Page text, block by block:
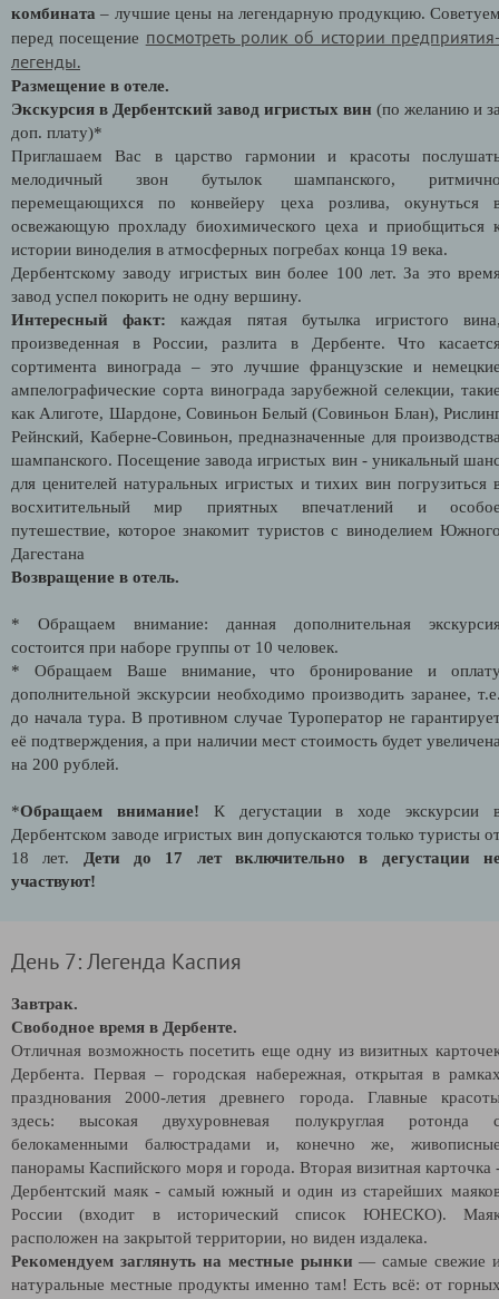
комбината – лучшие цены на легендарную продукцию.
перед посещение посмотреть ролик об истории
легенды.
Размещение в отеле.
Экскурсия в Дербентский завод игристых вин (по желанию и
доп. плату)*
Приглашаем Вас в царство гармонии и красоты
мелодичный звон бутылок шампанского,
перемещающихся по конвейеру цеха розлива, окунуться
освежающую прохладу биохимического цеха и приобщиться
истории виноделия в атмосферных погребах конца 19 века.
Дербентскому заводу игристых вин более 100 лет. За это
завод успел покорить не одну вершину.
Интересный факт: каждая пятая бутылка игристого
произведенная в России, разлита в Дербенте. Что
сортимента винограда – это лучшие французские и
ампелографические сорта винограда зарубежной селекции,
как Алиготе, Шардоне, Совиньон Белый (Совиньон Блан),
Рейнский, Каберне-Совиньон, предназначенные для
шампанского. Посещение завода игристых вин - уникальный
для ценителей натуральных игристых и тихих вин погрузиться
восхитительный мир приятных впечатлений и
путешествие, которое знакомит туристов с виноделием
Дагестана
Возвращение в отель.
* Обращаем внимание: данная дополнительная
состоится при наборе группы от 10 человек.
* Обращаем Ваше внимание, что бронирование и
дополнительной экскурсии необходимо производить заранее,
до начала тура. В противном случае Туроператор не
её подтверждения, а при наличии мест стоимость будет
на 200 рублей.
*Обращаем внимание! К дегустации в ходе экскурсии
Дербентском заводе игристых вин допускаются только туристы
18 лет.
Дети до 17 лет включительно в дегустации
участвуют!
День 7: Легенда Каспия
Завтрак.
Свободное время в Дербенте.
Отличная возможность посетить еще одну из визитных
Дербента. Первая – городская набережная, открытая в
празднования 2000-летия древнего города. Главные
здесь: высокая двухуровневая полукруглая ротонда
белокаменными балюстрадами и, конечно же,
панорамы Каспийского моря и города. Вторая визитная карточка
Дербентский маяк - самый южный и один из старейших
России (входит в исторический список ЮНЕСКО).
расположен на закрытой территории, но виден издалека.
Рекомендуем заглянуть на местные рынки — самые свежие
натуральные местные продукты именно там! Есть всё: от